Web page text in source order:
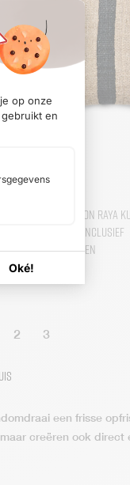
Rivièra Maison Raya
50×50 Navy inclusief
Featherkussen
€
2 3
een frisse
creëren ook direct